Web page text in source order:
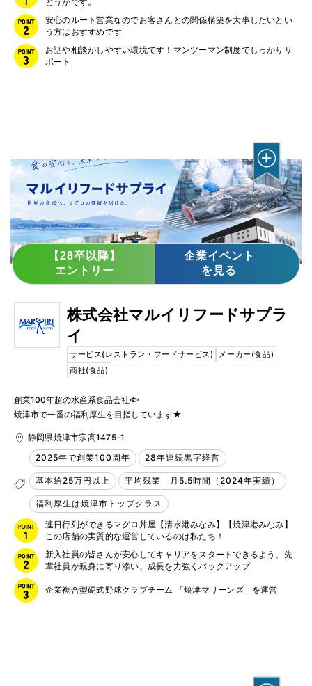
安心のルート営業なのでお客さんとの関係構築を大事したいとい
う方はおすすめです
お話や相談がしやすい環境です！マンツーマン制度でしっかりサ
ポート
【28卒以降】
エントリー
企業イベント
を見る
株式会社マルイリフードサプラ
イ
サービス(レストラン・フードサービス)
メーカー(食品)
商社(食品)
創業100年超の水産系食品会社🐟
焼津市で一番の福利厚生を目指しています★
静岡県焼津市宗高1475-1
2025年で創業100周年
28年連続黒字経営
基本給25万円以上 平均残業 月5.5時間（2024年実績）
福利厚生は焼津市トップクラス
連日行列ができるマグロ丼屋【清水港みなみ】【焼津港みなみ】
この店舗の実質的な運営しているのは私たち！
新入社員の皆さんが安心してキャリアをスタートできるよう、先
輩社員が親身に寄り添い、成長を力強くバックアップ
企業複合型硬式野球クラブチーム 「焼津マリーンズ」を運営